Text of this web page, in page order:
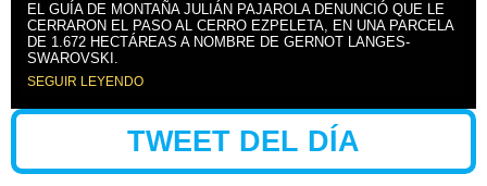
EL GUÍA DE MONTAÑA JULIÁN PAJAROLA DENUNCIÓ QUE LE
CERRARON EL PASO AL CERRO EZPELETA, EN UNA PARCELA
DE 1.672 HECTÁREAS A NOMBRE DE GERNOT LANGES-
SWAROVSKI.
SEGUIR LEYENDO
TWEET DEL DÍA